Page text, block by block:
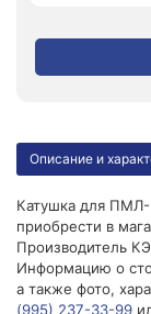
Описание и
Катушка для
приобрести в
Производитель
Информацию о
а также фото,
(995) 237-33-99